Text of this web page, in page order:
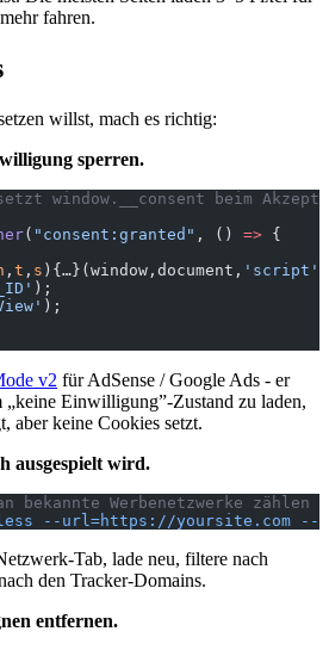
fahren.
willst, mach es richtig:
sperren.
window.__consent beim
( "consent:granted" , () => {
, t , s ){…}(window,document, 'script'
);
);
v2 für AdSense / Google Ads - er
„keine Einwilligung”-Zustand zu laden,
aber keine Cookies setzt.
ausgespielt wird.
bekannte Werbenetzwerke zählen
--url=https://yoursite.com --
Tab, lade neu, filtere nach
den Tracker-Domains.
entfernen.